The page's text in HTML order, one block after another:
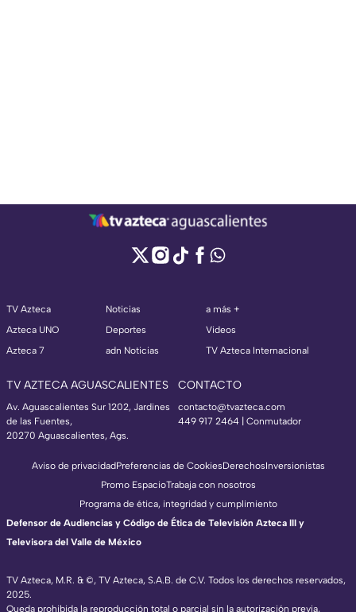
TV Azteca
Azteca UNO
Azteca 7
Noticias
Deportes
adn Noticias
a más +
Videos
TV Azteca Internacional
TV AZTECA AGUASCALIENTES
Av. Aguascalientes Sur 1202, Jardines
de las Fuentes,
20270 Aguascalientes, Ags.
CONTACTO
contacto@tvazteca.com
449 917 2464 | Conmutador
TV Azteca, M.R. & ©, TV Azteca, S.A.B. de C.V. Todos los derechos reservados,
2025.
Queda prohibida la reproducción total o parcial sin la autorización previa,
Aviso de privacidadPreferencias de CookiesDerechosInversionistas
Promo EspacioTrabaja con nosotros
Programa de ética, integridad y cumplimiento
Defensor de Audiencias y Código de Ética de Televisión Azteca III y
Televisora del Valle de México